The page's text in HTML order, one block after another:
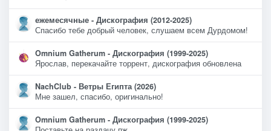
ежемесячные - Дискография (2012-2025)
Спасибо тебе добрый человек, слушаем всем Дурдомом!
Omnium Gatherum - Дискография (1999-2025)
Ярослав, перекачайте торрент, дискография обновлена
NachClub - Ветры Египта (2026)
Мне зашел, спасибо, оригинально!
Omnium Gatherum - Дискография (1999-2025)